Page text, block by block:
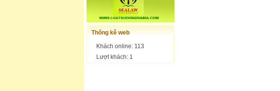
Thống kê web
Khách online: 113
Lượt khách: 1